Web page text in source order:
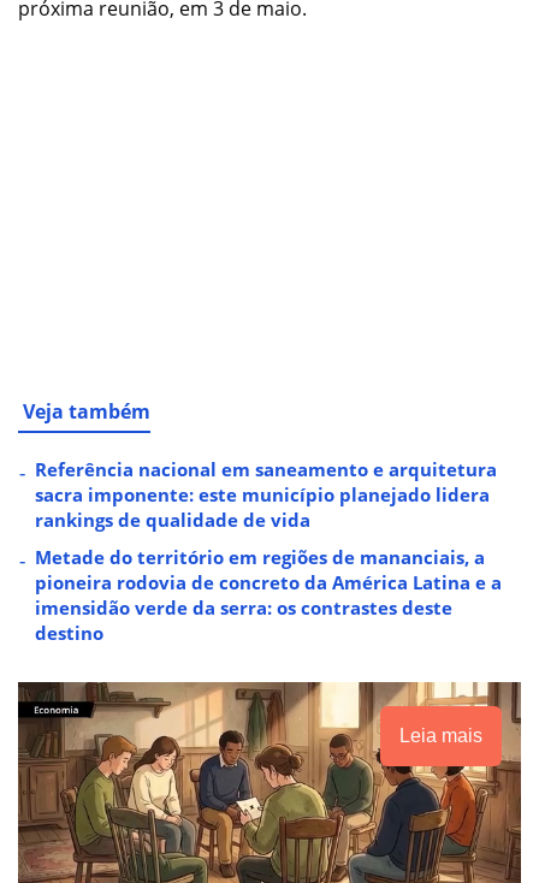
próxima reunião, em 3 de maio.
Veja também
Referência nacional em saneamento e arquitetura
sacra imponente: este município planejado lidera
rankings de qualidade de vida
Metade do território em regiões de mananciais, a
pioneira rodovia de concreto da América Latina e a
imensidão verde da serra: os contrastes deste
destino
Leia mais